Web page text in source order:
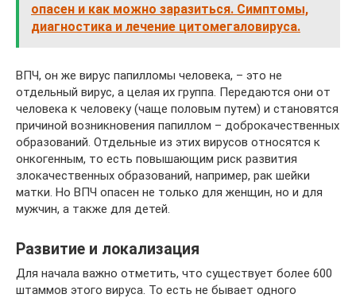
опасен и как можно заразиться. Симптомы,
диагностика и лечение цитомегаловируса.
ВПЧ, он же вирус папилломы человека, – это не
отдельный вирус, а целая их группа. Передаются они от
человека к человеку (чаще половым путем) и становятся
причиной возникновения папиллом – доброкачественных
образований. Отдельные из этих вирусов относятся к
онкогенным, то есть повышающим риск развития
злокачественных образований, например, рак шейки
матки. Но ВПЧ опасен не только для женщин, но и для
мужчин, а также для детей.
Развитие и локализация
Для начала важно отметить, что существует более 600
штаммов этого вируса. То есть не бывает одного